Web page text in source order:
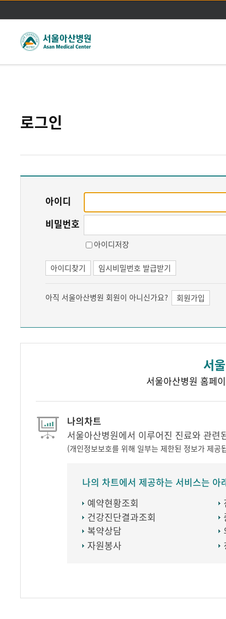
주메뉴바로가기
본문바로가기
로그인
아이디
비밀번호
아이디저장
아이디찾기 임시비밀번호 발급받기
아직 서울아산병원 회원이 아니신가요? 회원가입
서
서울아산병원 홈페
나의차트
서울아산병원에서 이루어진 진료와 관
(개인정보보호를 위해 일부는 제한된 정보가 제공
나의 차트에서 제공하는 서비스는 아
예약현황조회
건강진단결과조회
복약상담
자원봉사